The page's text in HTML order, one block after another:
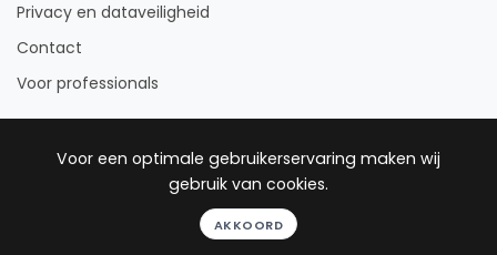
Privacy en dataveiligheid
Contact
Voor professionals
© 2012 - 2026 Eersterechtshulp
Voor een optimale gebruikerservaring maken wij
gebruik van cookies.
AKKOORD